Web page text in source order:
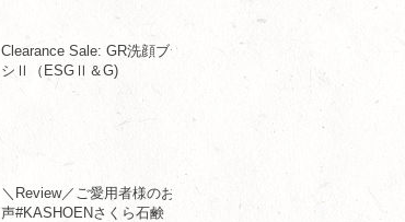
Clearance Sale: GR洗顔ブラ
シⅡ（ESGⅡ＆G)
＼Review／ご愛用者様のお
声#KASHOENさくら石鹸